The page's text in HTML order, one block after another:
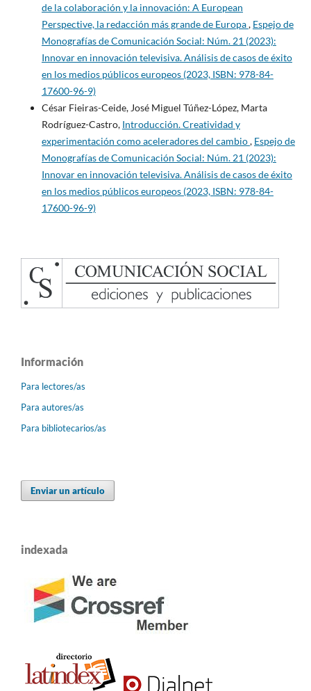
de la colaboración y la innovación: A European
Perspective, la redacción más grande de Europa, Espejo de
Monografías de Comunicación Social: Núm. 21 (2023):
Innovar en innovación televisiva. Análisis de casos de éxito
en los medios públicos europeos (2023, ISBN: 978-84-
17600-96-9)
César Fieiras-Ceide, José Miguel Túñez-López, Marta
Rodríguez-Castro, Introducción. Creatividad y
experimentación como aceleradores del cambio, Espejo de
Monografías de Comunicación Social: Núm. 21 (2023):
Innovar en innovación televisiva. Análisis de casos de éxito
en los medios públicos europeos (2023, ISBN: 978-84-
17600-96-9)
Información
Para lectores/as
Para autores/as
Para bibliotecarios/as
Enviar un artículo
indexada